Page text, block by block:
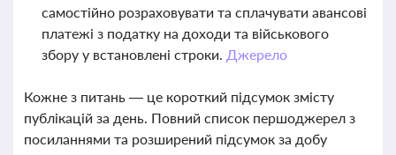
самостійно розраховувати та сплачувати авансові
платежі з податку на доходи та військового
збору у встановлені строки. Джерело
Кожне з питань — це короткий підсумок змісту
публікацій за день. Повний список першоджерел з
посиланнями та розширений підсумок за добу